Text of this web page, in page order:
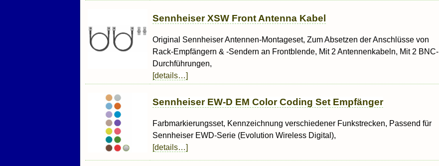
Sennheiser XSW Front Antenna Kabel
Original Sennheiser Antennen-Montageset, Zum Absetzen der Anschlüsse von
Rack-Empfängern & -Sendern an Frontblende, Mit 2 Antennenkabeln, Mit 2 BNC-
Durchführungen,
[details…]
Sennheiser EW-D EM Color Coding Set Empfänger
Farbmarkierungsset, Kennzeichnung verschiedener Funkstrecken, Passend für
Sennheiser EWD-Serie (Evolution Wireless Digital),
[details…]